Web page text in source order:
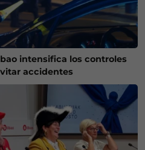
intensifica los controles
accidentes